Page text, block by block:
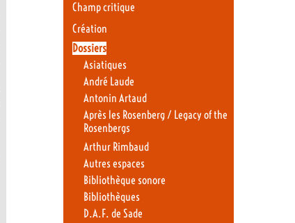
Champ critique
Création
Dossiers
Asiatiques
André Laude
Antonin Artaud
Après les Rosenberg / Legacy of the
Rosenbergs
Arthur Rimbaud
Autres espaces
Bibliothèque sonore
Bibliothèques
D.A.F. de Sade